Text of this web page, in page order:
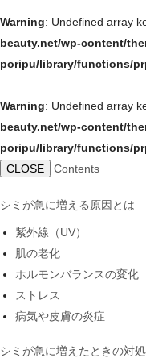
Warning: Undefined array
beauty.net/wp-content/
poripu/library/functions/
Warning: Undefined array
beauty.net/wp-content/
poripu/library/functions/
CLOSE
Contents
シミが急に増える原因とは
紫外線（UV）
肌の老化
ホルモンバランスの変化
ストレス
病気や皮膚の炎症
シミが急に増えたときの対